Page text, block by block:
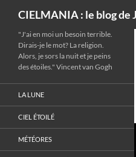
CIELMANIA : le blog de
"J'ai en moi un besoin terrible.
Dirais-je le mot? La religion.
Alors, je sors la nuit et je peins
des étoiles." Vincent van Gogh
LA LUNE
CIEL ÉTOILÉ
MÉTÉORES